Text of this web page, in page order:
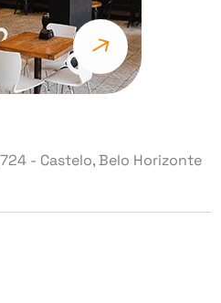
- Castelo, Belo Horizonte